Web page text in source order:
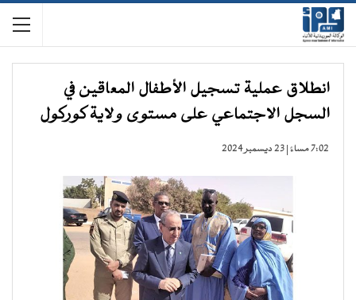
انطلاق عملية تسجيل الأطفال المعاقين في
السجل الاجتماعي على مستوى ولاية كوركول
7:02 مساءً | 23 ديسمبر 2024